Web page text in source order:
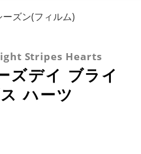
ーズン(フィルム)
Stripes Hearts
ズデイ ブライ
ハーツ